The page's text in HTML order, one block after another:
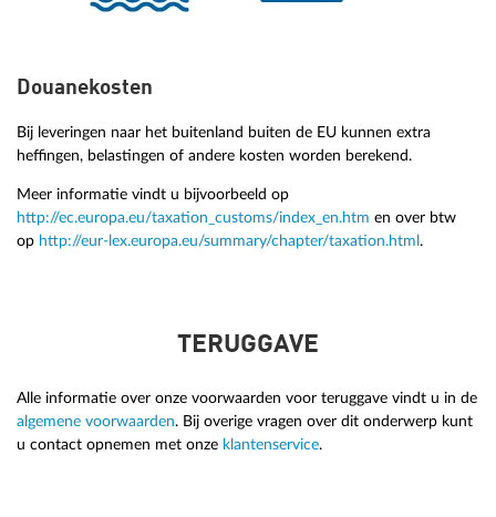
Douanekosten
Bij leveringen naar het buitenland buiten de EU kunnen extra
heffingen, belastingen of andere kosten worden berekend.
Meer informatie vindt u bijvoorbeeld op
http://ec.europa.eu/taxation_customs/index_en.htm en over btw
op http://eur-lex.europa.eu/summary/chapter/taxation.html.
TERUGGAVE
Alle informatie over onze voorwaarden voor teruggave vindt u in de
algemene voorwaarden. Bij overige vragen over dit onderwerp kunt
u contact opnemen met onze klantenservice.